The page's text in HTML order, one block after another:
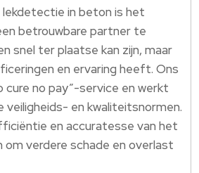
lekdetectie in beton is het
betrouwbare partner te
snel ter plaatse kan zijn, maar
en ervaring heeft. Ons
cure no pay”-service en werkt
veiligheids- en kwaliteitsnormen.
en accuratesse van het
om verdere schade en overlast